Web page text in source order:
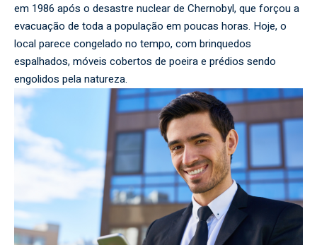
em 1986 após o desastre nuclear de Chernobyl, que forçou a
evacuação de toda a população em poucas horas. Hoje, o
local parece congelado no tempo, com brinquedos
espalhados, móveis cobertos de poeira e prédios sendo
engolidos pela natureza.